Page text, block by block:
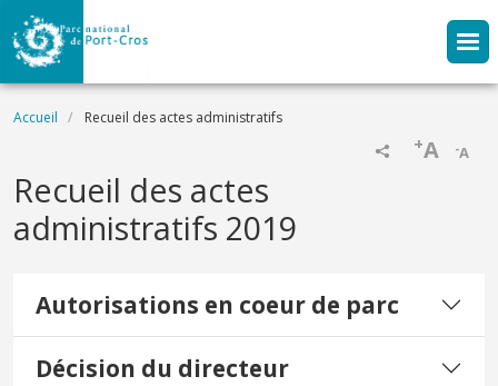
Aller au contenu principal
Fil d'Ariane
Accueil Recueil des actes administratifs
-A
+A
Recueil des actes
administratifs 2019
Autorisations en coeur de parc
Décision du directeur